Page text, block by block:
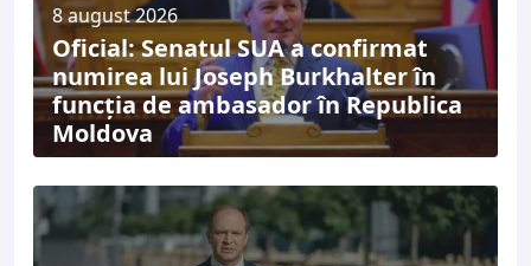
8 august 2026
Oficial: Senatul SUA a confirmat
numirea lui Joseph Burkhalter în
funcția de ambasador în Republica
Moldova